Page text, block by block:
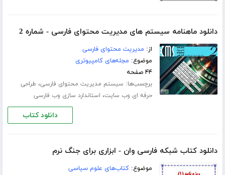
دانلود ماهنامه سیستم های مدیریت محتوای فارسی - شماره 2
از: مدیریت محتوای فارسی
موضوع: مجله‌های کامپیوتری
۴۴ صفحه
برچسب‌ها: سیستم مدیریت محتوای فارسی، طراحی
حرفه ای وب سایت، استاندارد سازی وب فارسی
دانلود کتاب
دانلود کتاب شبکه فارسی وان - ابزاری برای جنگ نرم
موضوع:کتاب‌های علوم سیاسی